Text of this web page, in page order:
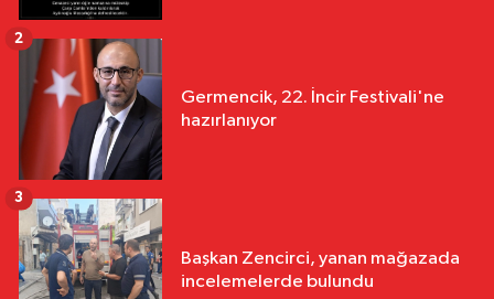
Germencik, 22. İncir Festivali'ne
hazırlanıyor
2
Başkan Zencirci, yanan mağazada
incelemelerde bulundu
3